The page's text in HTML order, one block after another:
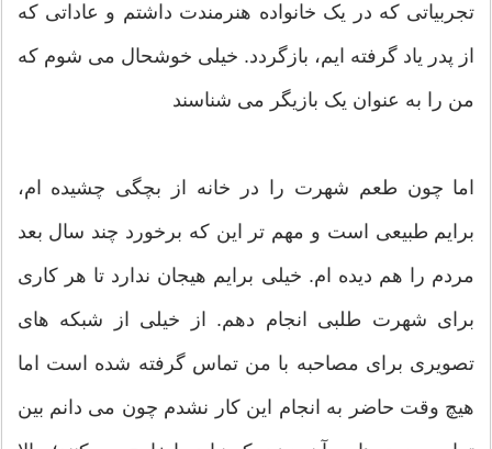
تجربیاتی که در یک خانواده هنرمندت داشتم و عاداتی که
از پدر یاد گرفته ایم، بازگردد. خیلی خوشحال می شوم که
من را به عنوان یک بازیگر می شناسند
اما چون طعم شهرت را در خانه از بچگی چشیده ام،
برایم طبیعی است و مهم تر این که برخورد چند سال بعد
مردم را هم دیده ام. خیلی برایم هیجان ندارد تا هر کاری
برای شهرت طلبی انجام دهم. از خیلی از شبکه های
تصویری برای مصاحبه با من تماس گرفته شده است اما
هیچ وقت حاضر به انجام این کار نشدم چون می دانم بین